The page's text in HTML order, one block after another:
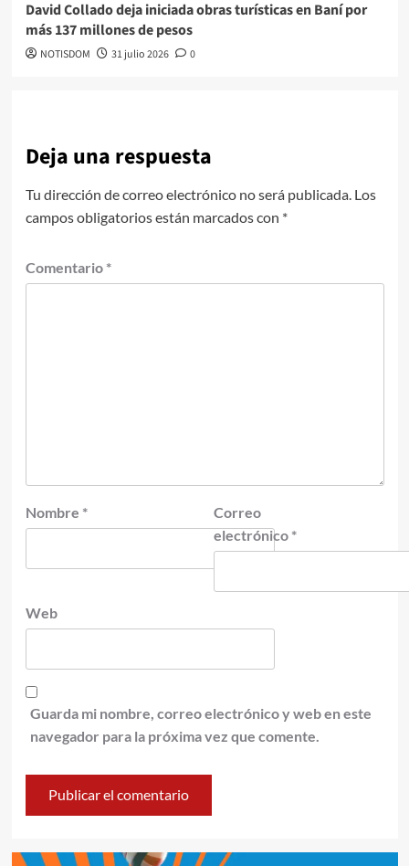
David Collado deja iniciada obras turísticas en Baní por
más 137 millones de pesos
NOTISDOM 31 julio 2026 0
Deja una respuesta
Tu dirección de correo electrónico no será publicada. Los
campos obligatorios están marcados con *
Comentario *
Nombre *
Correo
electrónico *
Web
Guarda mi nombre, correo electrónico y web en este
navegador para la próxima vez que comente.